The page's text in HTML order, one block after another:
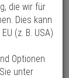
die wir für
Dies kann
(z. B. USA)
Optionen
unter